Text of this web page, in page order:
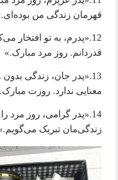
قهرمان زندگی من
12.«پدرم، به تو افتخار
قدردانم. روز مرد مبارک.»
13.«پدر جان، زندگی
معنایی ندارد. روزت
14.«پدر گرامی، روز مرد
زندگی‌مان تبریک